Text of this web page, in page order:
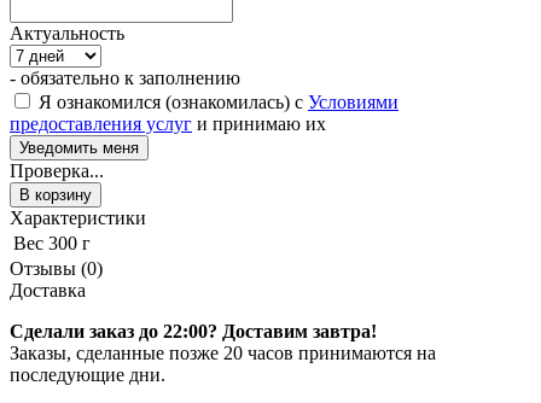
Актуальность
- обязательно к заполнению
Я ознакомился (ознакомилась) с Условиями
предоставления услуг и принимаю их
Проверка...
В корзину
Характеристики
Вес 300 г
Отзывы (0)
Доставка
Сделали заказ до 22:00? Доставим завтра!
Заказы, сделанные позже 20 часов принимаются на
последующие дни.